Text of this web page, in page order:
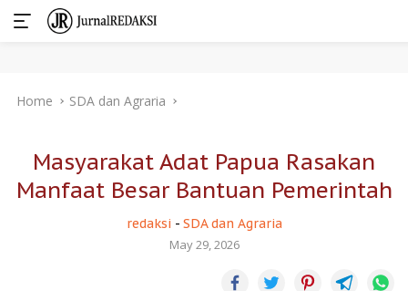
Home SDA dan Agraria
Masyarakat Adat Papua Rasakan
Manfaat Besar Bantuan Pemerintah
redaksi - SDA dan Agraria
May 29, 2026